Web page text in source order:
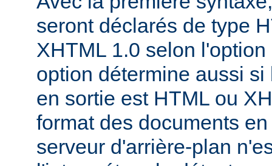
seront déclarés de type
XHTML 1.0 selon
option détermine aussi
en sortie est HTML ou
format des documents
serveur d'arrière-plan